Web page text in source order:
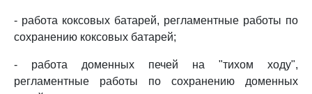
- работа коксовых батарей, регламентные работы по
сохранению коксовых батарей;
- работа доменных печей на "тихом ходу",
регламентные работы по сохранению доменных